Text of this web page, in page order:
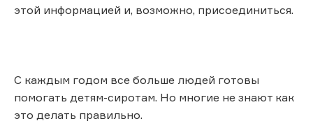
этой информацией и, возможно, присоединиться.
С каждым годом все больше людей готовы
помогать детям-сиротам. Но многие не знают как
это делать правильно.